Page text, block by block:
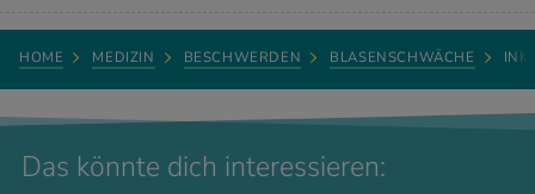
HOME MEDIZIN BESCHWERDEN BLASENSCHWÄCHE
Das könnte dich interessieren: